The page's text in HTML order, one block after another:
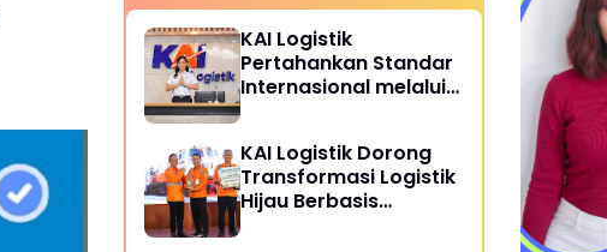
KAI Logistik
Pertahankan Standar
Internasional melalui
ISO
KAI Logistik Dorong
Transformasi Logistik
Hijau Berbasis